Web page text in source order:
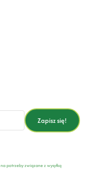
Zapisz się!
na potrzeby związane z wysyłką